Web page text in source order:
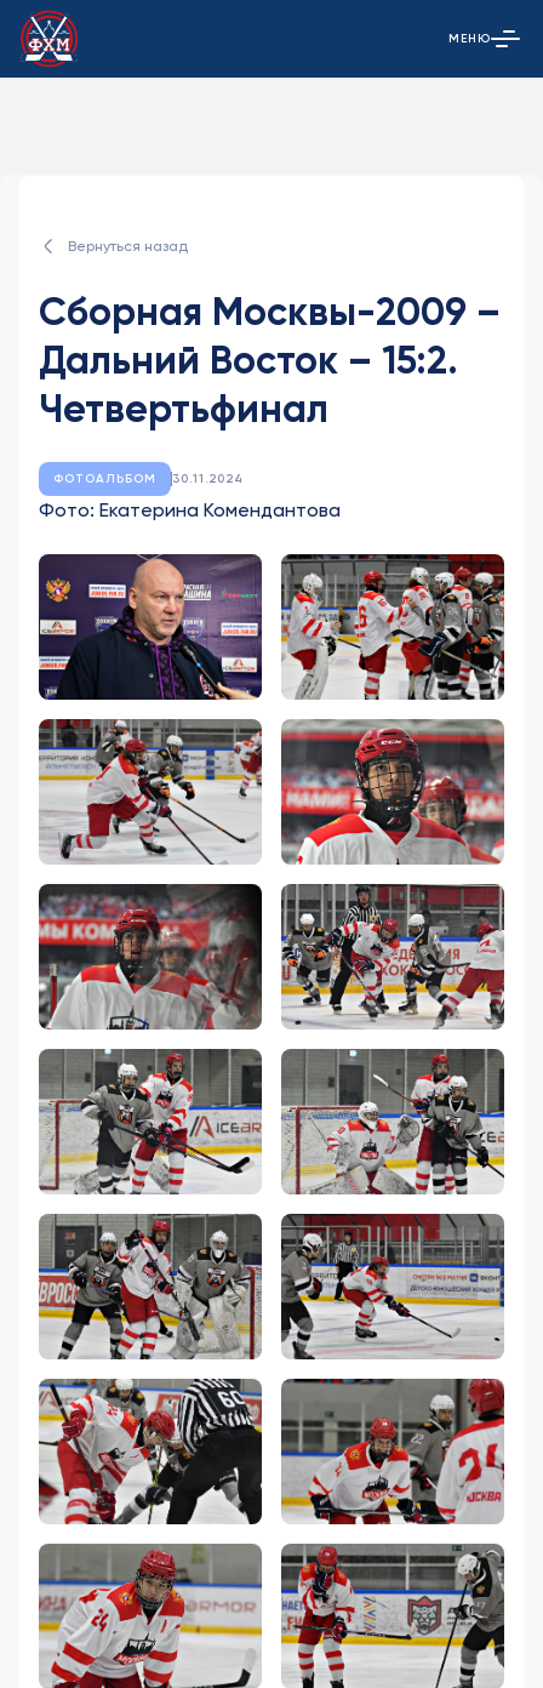
Открыть
МЕНЮ
Вернуться назад
Сборная Москвы-2009 –
Дальний Восток – 15:2.
Четвертьфинал
ФОТОАЛЬБОМ 30.11.2024
Фото: Екатерина Комендантова